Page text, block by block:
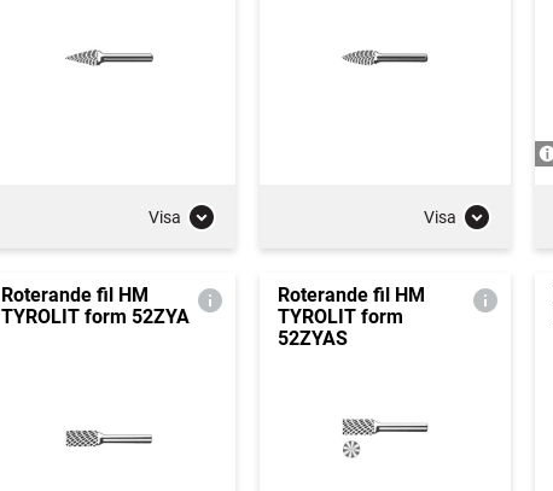
Visa Visa
Roterande fil HM
TYROLIT form 52ZYA
Roterande fil HM
TYROLIT form
52ZYAS